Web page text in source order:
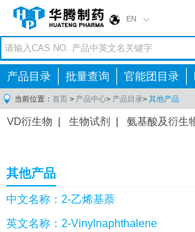
EN
产品目录 批量查询 官能团目录
当前位置： 首页 > 产品中心> 产品目录> 其他产品
VD衍生物 | 生物试剂 | 氨基酸及衍生
间体|抗高血压药物中间体
感染药物中间体
体 |抗精神病药物中间体
药中间体|其他原料药中间体|
其他产品
中文名称：2-乙烯基萘
英文名称：2-Vinylnaphthalene